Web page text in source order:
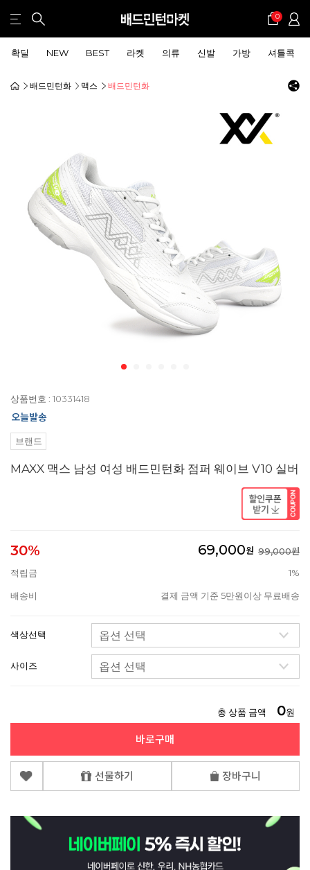
0
확딜 NEW BEST 라켓 의류 신발 가방 셔틀콕
배드민턴화 맥스 배드민턴화
상품번호 : 10331418
브랜드
MAXX 맥스 남성 여성 배드민턴화 점퍼 웨이브 V10 실버
30% 69,000원 99,000원
적립금
1%
배송비 결제 금액 기준 5만원이상 무료배송
색상선택
사이즈
총 상품 금액 0원
바로구매
선물하기 장바구니